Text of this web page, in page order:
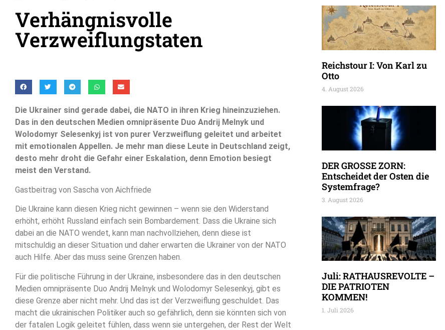
Verhängnisvolle
Verzweiflungstaten
Die Ukrainer sind gerade dabei, die NATO in ihren Krieg hineinzuziehen.
Das in den deutschen Medien omnipräsente Duo Andrij Melnyk und
Wolodomyr Selesenkyj ist von purer Verzweiflung geleitet und arbeitet
mit emotionalen Appellen. Je mehr man diese Leute in Deutschland zeigt,
desto mehr droht die Gefahr einer Eskalation, denn Emotion besiegt
meist den Verstand.
Gastbeitrag von Sascha von Aichfriede
Die Ukraine kann diesen Krieg nicht gewinnen – wenn sie den Widerstand
erhöht, erhöht Russland einfach sein Bombardement. Dass die Ukraine sich
dabei an die NATO wendet, kann man nachvollziehen, denn diese ist
mitschuldig an dieser Situation und daher erwarten die Ukrainer von der NATO
auch Hilfe. Aber das muss seine Grenzen haben.
Für die politische Führung in der Ukraine, insbesondere das in den deutschen
Medien omnipräsente Duo Andrij Melnyk und Wolodomyr Selesenkyj, gibt es
diese Grenze aber nicht mehr. Und das ist der Verzweiflung geschuldet. Das
macht die ukrainischen Politiker auch so gefährlich, denn sie könnten sich von
der fatalen Logik geleitet fühlen, dass wenn sie untergehen, der Rest der Welt
Reichstour I: Von Karl zu
Otto
4. August 2026
DER GROSSE ZORN:
Entscheidet der Osten die
Systemfrage?
3. August 2026
Juli: RATHAUSREVOLTE –
DIE PATRIOTEN
KOMMEN!
1. Juli 2026